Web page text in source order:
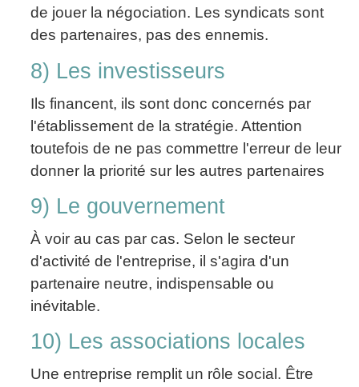
de jouer la négociation. Les syndicats sont
des partenaires, pas des ennemis.
8) Les investisseurs
Ils financent, ils sont donc concernés par
l'établissement de la stratégie. Attention
toutefois de ne pas commettre l'erreur de leur
donner la priorité sur les autres partenaires
9) Le gouvernement
À voir au cas par cas. Selon le secteur
d'activité de l'entreprise, il s'agira d'un
partenaire neutre, indispensable ou
inévitable.
10) Les associations locales
Une entreprise remplit un rôle social. Être